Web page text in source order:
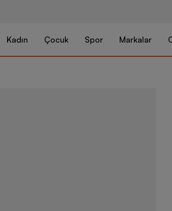
Kadın Çocuk Spor Markalar
adidas